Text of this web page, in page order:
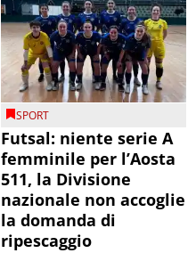
SPORT
Futsal: niente serie A
femminile per l’Aosta
511, la Divisione
nazionale non accoglie
la domanda di
ripescaggio